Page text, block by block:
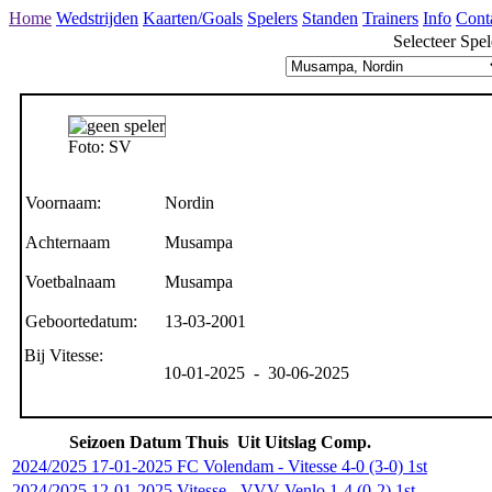
Home Wedstrijden Kaarten/Goals Spelers Standen Trainers Info
Selecteer
Foto: SV
Voornaam: Nordin
Achternaam Musampa
Voetbalnaam Musampa
Geboortedatum:
13-03-2001
Bij Vitesse:
10-01-2025 - 30-06-2025
Seizoen Datum Thuis Uit Uitslag Comp.
2024/2025 17-01-2025 FC Volendam - Vitesse 4-0 (3-0) 1st